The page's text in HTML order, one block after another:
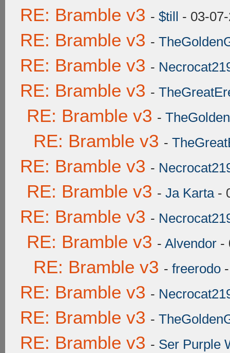
RE: Bramble v3 - $till - 03-
RE: Bramble v3 -
RE: Bramble v3 -
RE: Bramble v3 -
RE: Bramble v3 -
RE: Bramble v3 -
RE: Bramble v3 -
RE: Bramble v3 - Ja Karta-
RE: Bramble v3 -
RE: Bramble v3 - Alvendor -
RE: Bramble v3 - freerodo
RE: Bramble v3 -
RE: Bramble v3 -
RE: Bramble v3 - Ser Purple